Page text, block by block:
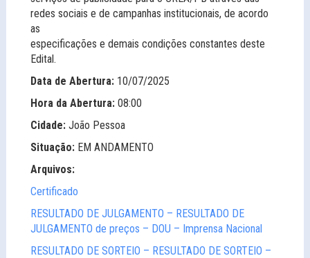
redes sociais e de campanhas institucionais, de acordo
as
especificações e demais condições constantes deste
Edital.
Data de Abertura: 10/07/2025
Hora da Abertura: 08:00
Cidade: João Pessoa
Situação: EM ANDAMENTO
Arquivos:
Certificado
RESULTADO DE JULGAMENTO – RESULTADO DE
JULGAMENTO de preços – DOU – Imprensa Nacional
RESULTADO DE SORTEIO – RESULTADO DE SORTEIO –